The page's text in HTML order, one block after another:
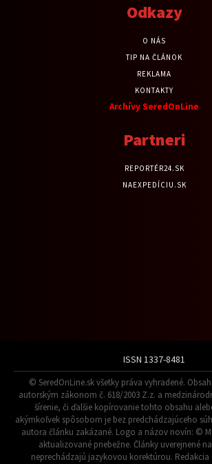
Odkazy
O NÁS
TIP NA ČLÁNOK
REKLAMA
KONTAKTY
Archívy SeredOnLine
Partneri
REPORTÉR24.SK
NAEXPEDÍCIU.SK
ISSN 1337-8481
© SeredOnLine.sk všetky práva vyhradené.
autorským zákonom č. 618/2003 Z.z. a
šírenie, či ďalšie kopírovanie tohto obsahu
akýmkoľvek spôsobom je bez predchádzajúceho
autora článku zakázané. Logo a názov novín: ©
aktualizované priebežne. Články uverejnené
neprechádzajú jazykovou korektúrou.